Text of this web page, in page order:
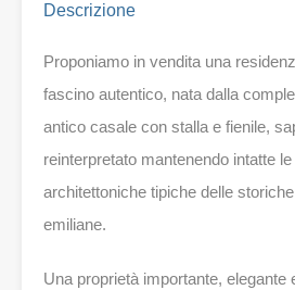
Descrizione
Proponiamo in vendita una
fascino autentico, nata dalla
antico casale con stalla e fienile,
reinterpretato mantenendo intatte
architettoniche tipiche delle
emiliane.
Una proprietà importante, elegante